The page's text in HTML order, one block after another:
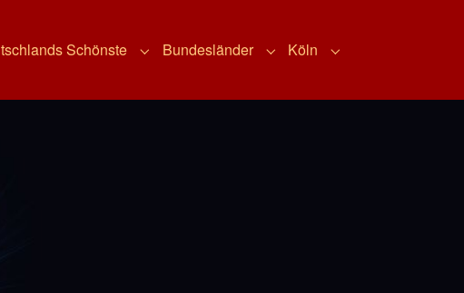
for "Besondere"
Schönste Submenu for "Deutschlands Schönste"
Bundesländer Submenu for "Bundesländer"
Köln Submenu for "Köln"